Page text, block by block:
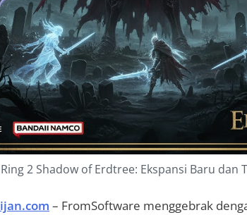
2 Shadow of Erdtree: Ekspansi Baru dan
– FromSoftware menggebrak